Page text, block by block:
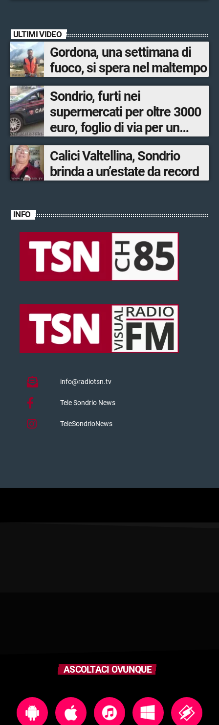
ULTIMI VIDEO
Gordona, una settimana di
fuoco, si spera nel maltempo
Sondrio, furti nei
supermercati per oltre 3000
euro, foglio di via per un
ventinovenne
Calici Valtellina, Sondrio
brinda a un’estate da record
INFO
info@radiotsn.tv
Tele Sondrio News
TeleSondrioNews
ASCOLTACI OVUNQUE